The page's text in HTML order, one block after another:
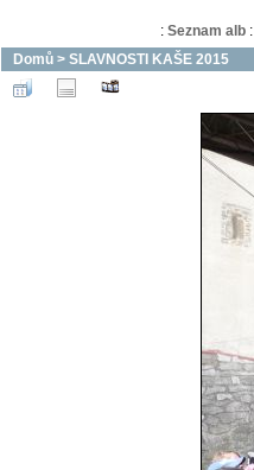
: Seznam alb:
Domů > SLAVNOSTI KAŠE 2015